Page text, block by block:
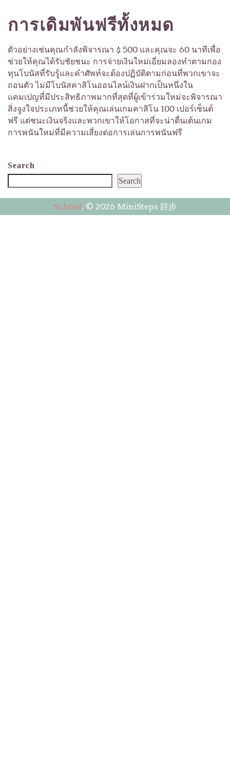
การเดิมพันฟรีทั้งหมด
ตัวอย่างเช่นคุณกำลังพิจารณา $ 500 และคุณจะ 60 นาทีเพื่อ
ช่วยให้คุณได้รับชัยชนะ การจ่ายเงินใหม่เอี่ยมลองทำตามกอง
ทุนโบนัสที่รับรู้และคำศัพท์จะต้องปฏิบัติตามก่อนที่พวกเขาจะ
ถอนตัว ไม่มีโบนัสคาสิโนออนไลน์เงินฝากเป็นหนึ่งใน
แคมเปญที่มีประสิทธิภาพมากที่สุดที่ผู้เข้าร่วมใหม่จะพิจารณา
สิ่งจูงใจประเภทนี้ช่วยให้คุณเล่นเกมคาสิโน 100 เปอร์เซ็นต์
ฟรี แต่ชนะเงินจริงและพวกเขาให้โอกาสที่จะน่าตื่นเต้นเกม
การพนันใหม่ที่มีความเสี่ยงต่อการเล่นการพนันฟรี
Search
Search
School, © 2026 MiniSteps 跬步